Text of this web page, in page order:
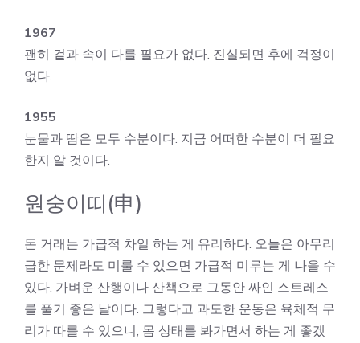
1967
괜히 겉과 속이 다를 필요가 없다. 진실되면 후에 걱정이
없다.
1955
눈물과 땀은 모두 수분이다. 지금 어떠한 수분이 더 필요
한지 알 것이다.
원숭이띠(申)
돈 거래는 가급적 차일 하는 게 유리하다. 오늘은 아무리
급한 문제라도 미룰 수 있으면 가급적 미루는 게 나을 수
있다. 가벼운 산행이나 산책으로 그동안 싸인 스트레스
를 풀기 좋은 날이다. 그렇다고 과도한 운동은 육체적 무
리가 따를 수 있으니, 몸 상태를 봐가면서 하는 게 좋겠